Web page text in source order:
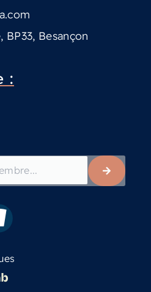
Besançon
: